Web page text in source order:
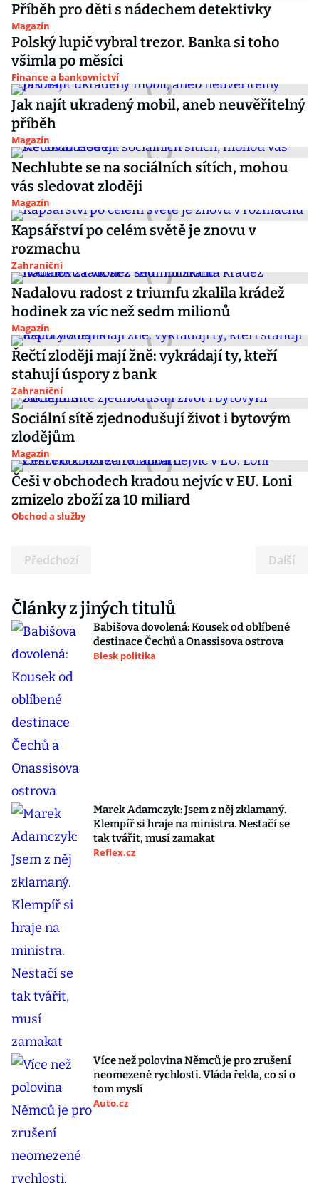
Příběh pro děti s nádechem detektivky
Magazín
Polský lupič vybral trezor. Banka si toho
všimla po měsíci
Finance a bankovnictví
Jak najít ukradený mobil, aneb neuvěřitelný
příběh
Magazín
Nechlubte se na sociálních sítích, mohou
vás sledovat zloději
Magazín
Kapsářství po celém světě je znovu v
rozmachu
Zahraniční
Nadalovu radost z triumfu zkalila krádež
hodinek za víc než sedm milionů
Magazín
Řečtí zloději mají žně: vykrádají ty, kteří
stahují úspory z bank
Zahraniční
Sociální sítě zjednodušují život i bytovým
zlodějům
Magazín
Češi v obchodech kradou nejvíc v EU. Loni
zmizelo zboží za 10 miliard
Obchod a služby
Předchozí Další
Články z jiných titulů
Babišova dovolená: Kousek od oblíbené
destinace Čechů a Onassisova ostrova
Blesk politika
Marek Adamczyk: Jsem z něj zklamaný.
Klempíř si hraje na ministra. Nestačí se
tak tvářit, musí zamakat
Reflex.cz
Více než polovina Němců je pro zrušení
neomezené rychlosti. Vláda řekla, co si o
tom myslí
Auto.cz